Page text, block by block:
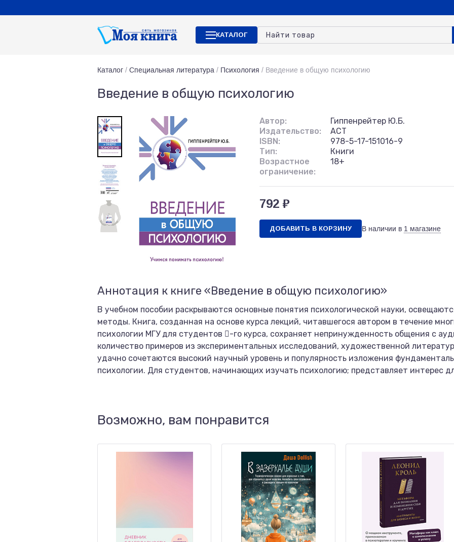
КАТАЛОГ
Каталог / Специальная литература / Психология / Введение в общую психологию
Введение в общую психологию
Автор:
Гиппенрейтер Ю.Б.
Издательство:
АСТ
ISBN:
978-5-17-151016-9
Тип:
Книги
Возрастное
ограничение:
18+
792 ₽
ДОБАВИТЬ В КОРЗИНУ В наличии в 1 магазине
Аннотация к книге «Введение в общую психологию»
В учебном пособии раскрываются основные понятия психологической науки,
методы. Книга, созданная на основе курса лекций, читавшегося автором в течение
психологии МГУ для студентов -го курса, сохраняет непринужденность общения с
количество примеров из экспериментальных исследований, художественной
удачно сочетаются высокий научный уровень и популярность изложения
психологии. Для студентов, начинающих изучать психологию; представляет интерес
Возможно, вам понравится